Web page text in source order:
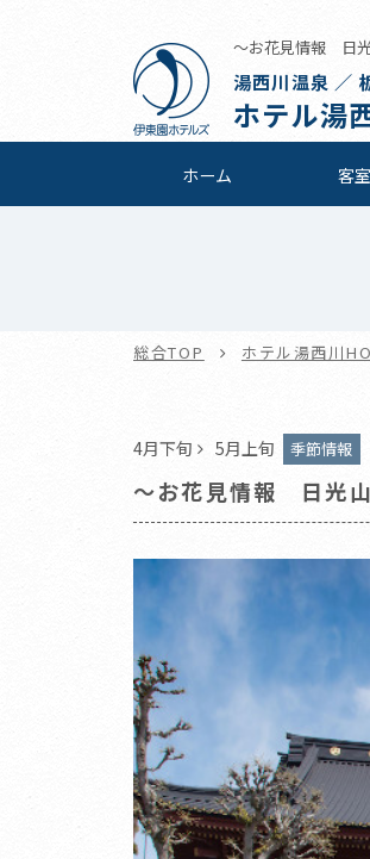
～お花見情報 日
湯西川温泉 ／
ホテル湯
ホーム 客室
総合TOP ホテル湯西川
4月下旬 5月上旬 季節情報
～お花見情報 日光